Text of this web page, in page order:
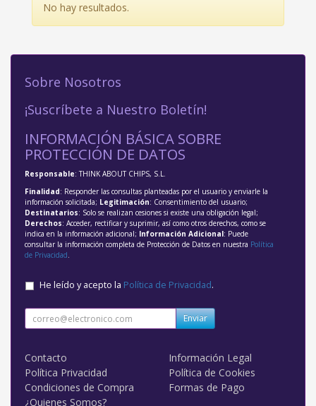
No hay resultados.
Sobre Nosotros
¡Suscríbete a Nuestro Boletín!
INFORMACIÓN BÁSICA SOBRE
PROTECCIÓN DE DATOS
Responsable: THINK ABOUT CHIPS, S.L.
Finalidad: Responder las consultas planteadas por el usuario y enviarle la
información solicitada; Legitimación: Consentimiento del usuario;
Destinatarios: Solo se realizan cesiones si existe una obligación legal;
Derechos: Acceder, rectificar y suprimir, así como otros derechos, como se
indica en la información adicional; Información Adicional: Puede
consultar la información completa de Protección de Datos en nuestra Política
de Privacidad.
He leído y acepto la Política de Privacidad.
Enviar
Contacto
Información Legal
Política Privacidad
Política de Cookies
Condiciones de Compra
Formas de Pago
¿Quienes Somos?